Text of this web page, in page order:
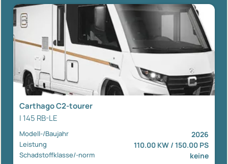
Carthago C2-tourer
I 145 RB-LE
Modell-/Baujahr 2026
Leistung 110.00 KW / 150.00 PS
Schadstoffklasse/-norm keine